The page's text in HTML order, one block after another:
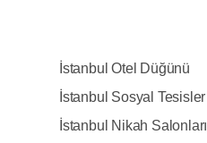
İstanbul Otel Düğünü
İstanbul Sosyal Tesisler
İstanbul Nikah Salonları